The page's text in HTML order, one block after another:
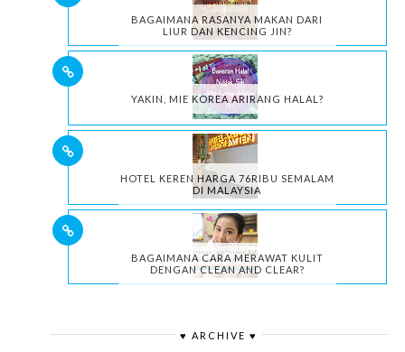
BAGAIMANA RASANYA MAKAN DARI
LIUR DAN KENCING JIN?
YAKIN, MIE KOREA ARIRANG HALAL?
HOTEL KEREN HARGA 76RIBU SEMALAM
DI MALAYSIA
BAGAIMANA CARA MERAWAT KULIT
DENGAN CLEAN AND CLEAR?
♥ ARCHIVE ♥